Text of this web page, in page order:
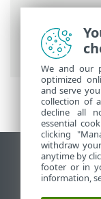
ESET
其他>動態
檢視桌面網站
End of Life
We and our
optimized
and serve
collection of
decline all
essential
clicking
withdraw
anytime by
footer or in
information,